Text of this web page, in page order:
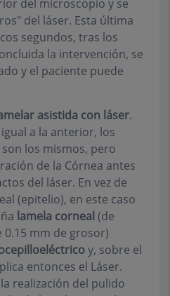
del microscopio y se
del láser. Esta última
segundos, tras los
la intervención, se
y el paciente puede
asistida con láser.
a la anterior, los
los mismos, pero
de la Córnea antes
del láser. En vez de
(epitelio), en este caso
lamela corneal (de
mm de grosor)
y, sobre el
entonces el Láser.
realización del pulido